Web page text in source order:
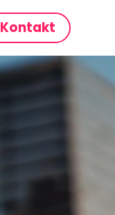
Kontakt